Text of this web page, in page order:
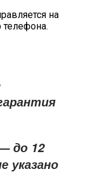
на
до 12
указано